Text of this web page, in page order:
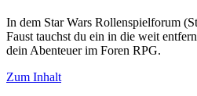
In dem Star Wars Rollenspielforum
Faust tauchst du ein in die weit
dein Abenteuer im Foren RPG.
Zum Inhalt